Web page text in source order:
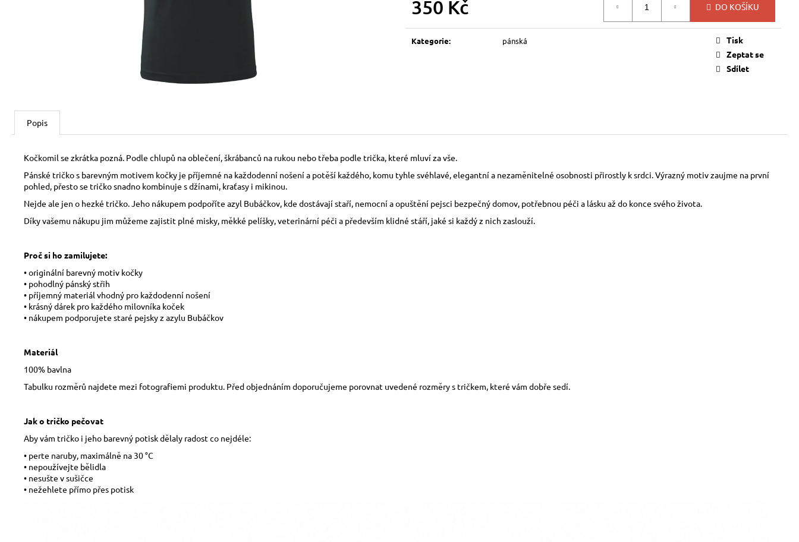
350 Kč DO KOŠÍKU
Kategorie: pánská
Tisk
Zeptat se
Sdílet
Popis
Kočkomil se zkrátka pozná. Podle chlupů na oblečení, škrábanců na rukou nebo třeba podle trička, které mluví za vše.
Pánské tričko s barevným motivem kočky je příjemné na každodenní nošení a potěší každého, komu tyhle svéhlavé, elegantní a nezaměnitelné osobnosti přirostly k srdci. Výrazný motiv zaujme na první
pohled, přesto se tričko snadno kombinuje s džínami, kraťasy i mikinou.
Nejde ale jen o hezké tričko. Jeho nákupem podpoříte azyl Bubáčkov, kde dostávají staří, nemocní a opuštění pejsci bezpečný domov, potřebnou péči a lásku až do konce svého života.
Díky vašemu nákupu jim můžeme zajistit plné misky, měkké pelíšky, veterinární péči a především klidné stáří, jaké si každý z nich zaslouží.
Proč si ho zamilujete:
• originální barevný motiv kočky
• pohodlný pánský střih
• příjemný materiál vhodný pro každodenní nošení
• krásný dárek pro každého milovníka koček
• nákupem podporujete staré pejsky z azylu Bubáčkov
Materiál
100% bavlna
Tabulku rozměrů najdete mezi fotografiemi produktu. Před objednáním doporučujeme porovnat uvedené rozměry s tričkem, které vám dobře sedí.
Jak o tričko pečovat
Aby vám tričko i jeho barevný potisk dělaly radost co nejdéle:
• perte naruby, maximálně na 30 °C
• nepoužívejte bělidla
• nesušte v sušičce
• nežehlete přímo přes potisk
150 Kč